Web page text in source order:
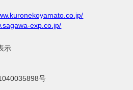
exp.co.jp/
示
号